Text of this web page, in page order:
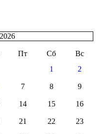
Пт Сб
Вс
1
2
7 8 9
14 15 16
21 22 23